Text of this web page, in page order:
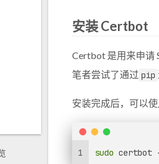
安装 Certbot
Certbot 是用来申请
笔者尝试了通过 pip
安装完成后，可以
1 sudo certbot